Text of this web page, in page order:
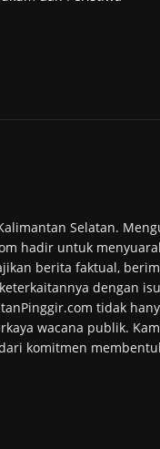
Selatan.
hadir untuk
berita faktual,
dengan
tidak
wacana publik.
komitmen